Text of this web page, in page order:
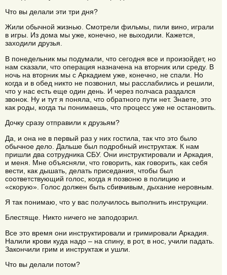
Что вы делали эти три дня?
Жили обычной жизнью. Смотрели фильмы, пили вино, играли
в игры. Из дома мы уже, конечно, не выходили. Кажется,
заходили друзья.
В понедельник мы подумали, что сегодня все и произойдет, но
нам сказали, что операция назначена на вторник или среду. В
ночь на вторник мы с Аркадием уже, конечно, не спали. Но
когда и в обед никто не позвонил, мы расслабились и решили,
что у нас есть еще один день. И через полчаса раздался
звонок. Ну и тут я поняла, что обратного пути нет. Знаете, это
как роды, когда ты понимаешь, что процесс уже не остановить.
Дочку сразу отправили к друзьям?
Да, и она не в первый раз у них гостила, так что это было
обычное дело. Дальше был подробный инструктаж. К нам
пришли два сотрудника СБУ. Они инструктировали и Аркадия,
и меня. Мне объясняли, что говорить, как говорить, как себя
вести, как дышать, делать приседания, чтобы был
соответствующий голос, когда я позвоню в полицию и
«скорую». Голос должен быть сбивчивым, дыхание неровным.
Я так понимаю, что у вас получилось выполнить инструкции.
Блестяще. Никто ничего не заподозрил.
Все это время они инструктировали и гримировали Аркадия.
Налили крови куда надо – на спину, в рот, в нос, учили падать.
Закончили грим и инструктаж и ушли.
Что вы делали потом?